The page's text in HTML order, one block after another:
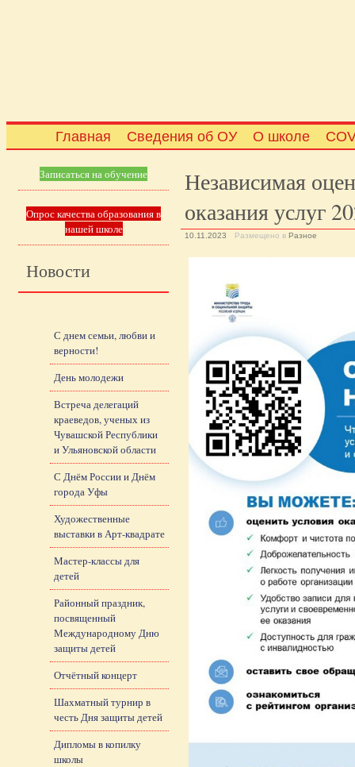
Главная Сведения об ОУ О школе
Независимая
оказания услуг
10.11.2023 Размещено в Разное
Записаться на обучение
Опрос качества образования в
нашей школе
Новости
С днем семьи, любви и
верности!
День молодежи
Встреча делегаций
краеведов, ученых из
Чувашской Республики
и Ульяновской области
С Днём России и Днём
города Уфы
Художественные
выставки в Арт-квадрате
Мастер-классы для
детей
Районный праздник,
посвященный
Международному Дню
защиты детей
Отчётный концерт
Шахматный турнир в
честь Дня защиты детей
Дипломы в копилку
школы